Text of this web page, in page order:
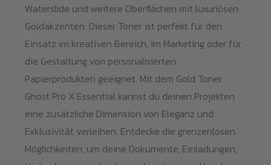
Waterslide und weitere Oberflächen mit luxuriösen
Goldakzenten. Dieser Toner ist perfekt für den
Einsatz im kreativen Bereich, im Marketing oder für
die Gestaltung von personalisierten
Papierprodukten geeignet. Mit dem Gold Toner
Ghost Pro X Essential kannst du deinen Projekten
eine zusätzliche Dimension von Eleganz und
Exklusivität verleihen. Entdecke die grenzenlosen
Möglichkeiten, um deine Dokumente, Einladungen,